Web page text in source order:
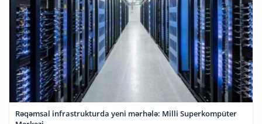
Rəqəmsal infrastrukturda yeni mərhələ: Milli Superkompüter